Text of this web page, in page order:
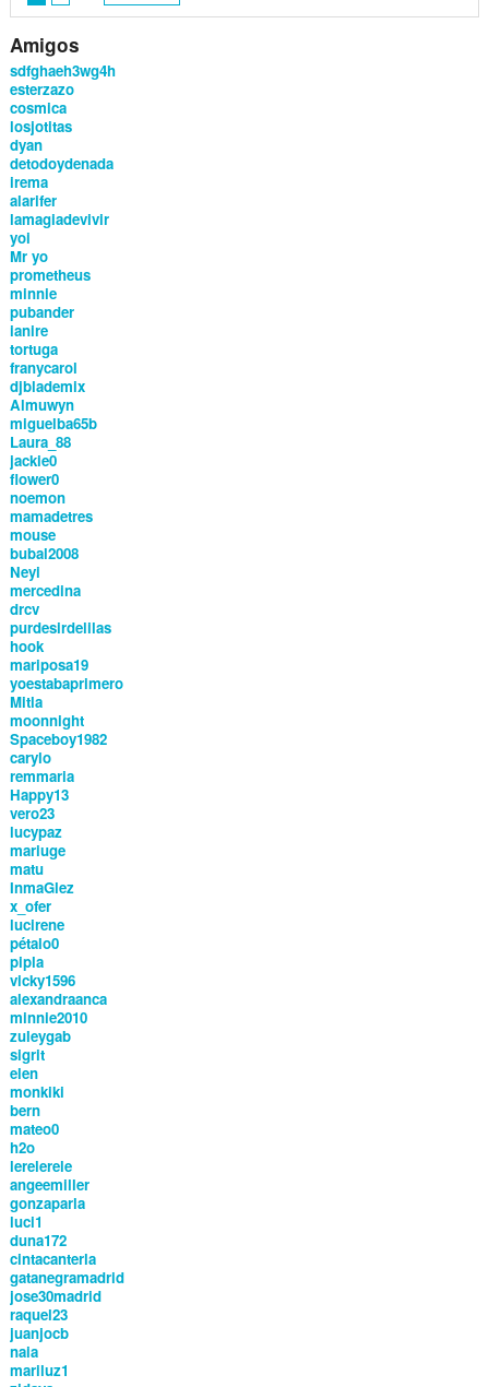
Amigos
sdfghaeh3wg4h
esterzazo
cosmica
losjotitas
dyan
detodoydenada
irema
alarifer
lamagiadevivir
yoi
Mr yo
prometheus
minnie
pubander
ianire
tortuga
franycarol
djblademix
Almuwyn
miguelba65b
Laura_88
jackie0
flower0
noemon
mamadetres
mouse
bubal2008
Neyi
mercedina
drcv
purdesirdelilas
hook
mariposa19
yoestabaprimero
Mitla
moonnight
Spaceboy1982
carylo
remmaria
Happy13
vero23
lucypaz
mariuge
matu
InmaGlez
x_ofer
lucirene
pétalo0
pipla
vicky1596
alexandraanca
minnie2010
zuleygab
sigrit
elen
monkiki
bern
mateo0
h2o
lerelerele
angeemiller
gonzaparla
luci1
duna172
cintacanterla
gatanegramadrid
jose30madrid
raquel23
juanjocb
naia
mariluz1